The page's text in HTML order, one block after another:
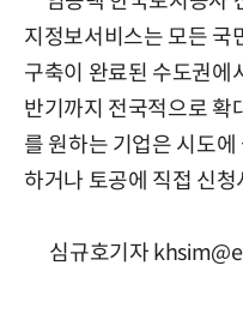
지정보서비스는 모든 국
구축이 완료된 수도권에
반기까지 전국적으로 확
를 원하는 기업은 시도에
하거나 토공에 직접 신
심규호기자